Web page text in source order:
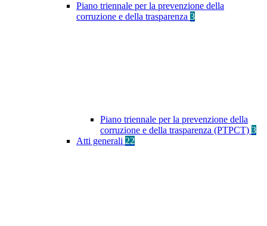
Piano triennale per la prevenzione della
corruzione e della trasparenza 3
Piano triennale per la prevenzione della
corruzione e della trasparenza (PTPCT) 3
Atti generali 22